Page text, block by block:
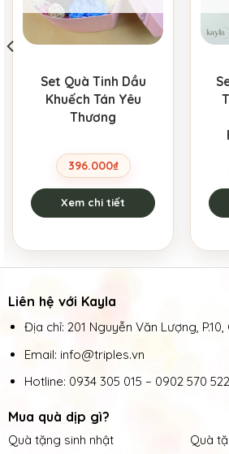
Set Quà Tinh Dầu
Khuếch Tán Yêu
Thương
396.000₫
Xem chi tiết
Liên hệ với Kayla
Địa chỉ: 201 Nguyễn Văn Lượng, P.10,
Email: info@triples.vn
Hotline: 0934 305 015 – 0902 570 522
Mua quà dịp gì?
Quà tặng sinh nhật
Quà